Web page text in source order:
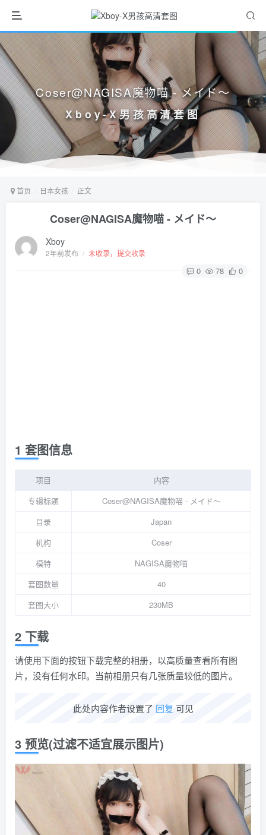
Coser@NAGISA魔物喵 - メイド〜
Xboy-X男孩高清套图
首页 日本女孩 正文
Coser@NAGISA魔物喵 - メイド〜
Xboy
2年前发布 / 未收录，提交收录
0 78 0
1 套图信息
项目
内容
专辑标题
Coser@NAGISA魔物喵 - メイド〜
目录
Japan
机构
Coser
模特
NAGISA魔物喵
套图数量
40
套图大小
230MB
2 下载
请使用下面的按钮下载完整的相册，以高质量查看所有图
片，没有任何水印。当前相册只有几张质量较低的图片。
此处内容作者设置了 回复 可见
3 预览(过滤不适宜展示图片)